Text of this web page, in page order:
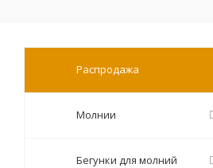
Распродажа
Молнии
Бегунки для молний